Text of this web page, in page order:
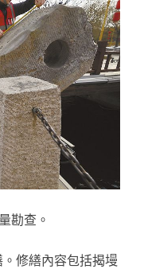
勘查。
修繕內容包括揭墁